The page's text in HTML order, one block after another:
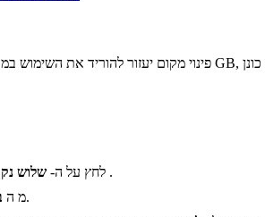
בצד שמאל למעלה ב- Chrome, לחץ על ה- שלוש
.
מ הובחר את כל תיבות הסימון שלמטה.